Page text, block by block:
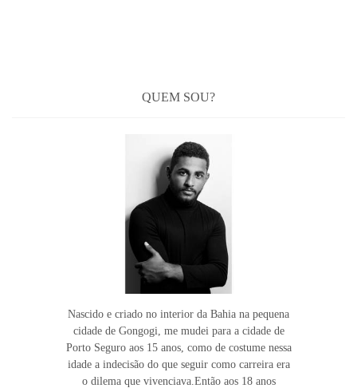
QUEM SOU?
Nascido e criado no interior da Bahia na pequena
cidade de Gongogi, me mudei para a cidade de
Porto Seguro aos 15 anos, como de costume nessa
idade a indecisão do que seguir como carreira era
o dilema que vivenciava.Então aos 18 anos